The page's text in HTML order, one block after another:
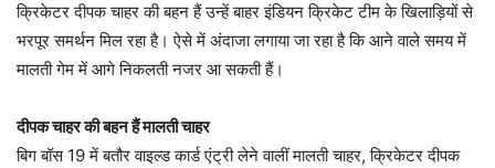
क्रिकेटर दीपक चाहर की बहन हैं उन्हें बाहर इंडियन क्रिकेट टीम के खिलाड़ियों से
भरपूर समर्थन मिल रहा है। ऐसे में अंदाजा लगाया जा रहा है कि आने वाले समय में
मालती गेम में आगे निकलती नजर आ सकती हैं।
दीपक चाहर की बहन हैं मालती चाहर
बिग बॉस 19 में बतौर वाइल्ड कार्ड एंट्री लेने वालीं मालती चाहर, क्रिकेटर दीपक